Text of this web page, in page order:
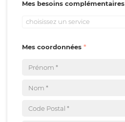
Mes besoins complémentaires
choisissez un service
Mes coordonnées